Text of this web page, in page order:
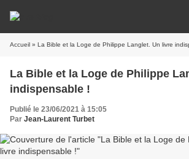
Accueil » La Bible et la Loge de Philippe Langlet. Un livre
La Bible et la Loge de Philippe
indispensable !
Publié le 23/06/2021 à 15:05
Par Jean-Laurent Turbet